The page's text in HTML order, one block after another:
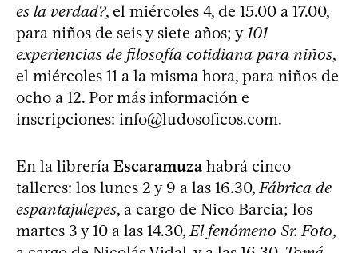
es la verdad?, el miércoles 4, de 15.00 a 17.00,
para niños de seis y siete años; y 101
experiencias de filosofía cotidiana para niños,
el miércoles 11 a la misma hora, para niños de
ocho a 12. Por más información e
inscripciones: info@ludosoficos.com.
En la librería Escaramuza habrá cinco
talleres: los lunes 2 y 9 a las 16.30, Fábrica de
espantajulepes, a cargo de Nico Barcia; los
martes 3 y 10 a las 14.30, El fenómeno Sr. Foto,